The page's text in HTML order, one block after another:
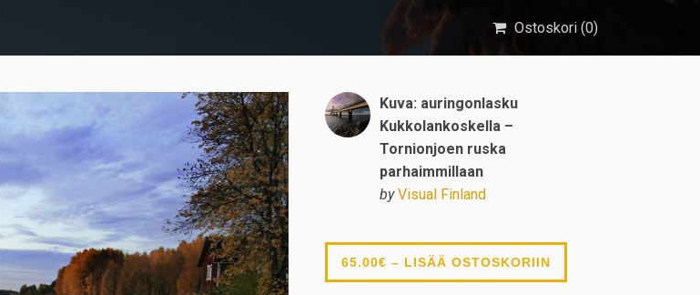
Ostoskori (0)
Kuva: auringonlasku
Kukkolankoskella –
Tornionjoen ruska
parhaimmillaan
by Visual Finland
65.00€ – LISÄÄ OSTOSKORIIN